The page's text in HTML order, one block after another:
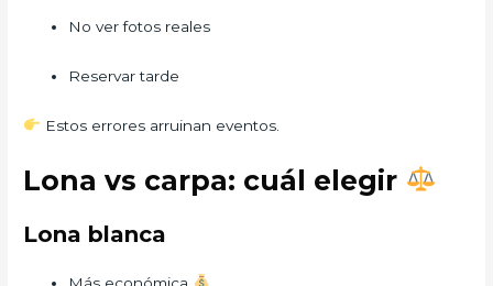
No ver fotos reales
Reservar tarde
Estos errores arruinan eventos.
Lona vs carpa: cuál elegir
Lona blanca
Más económica